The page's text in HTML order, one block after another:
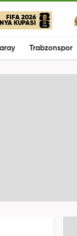
FIFA 2026
KUPASI
Trabzonspor